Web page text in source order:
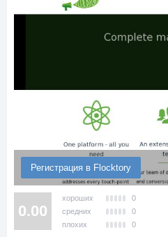
Регистрация в Flocktory
0.00
хороших
0
средних
0
плохих
0